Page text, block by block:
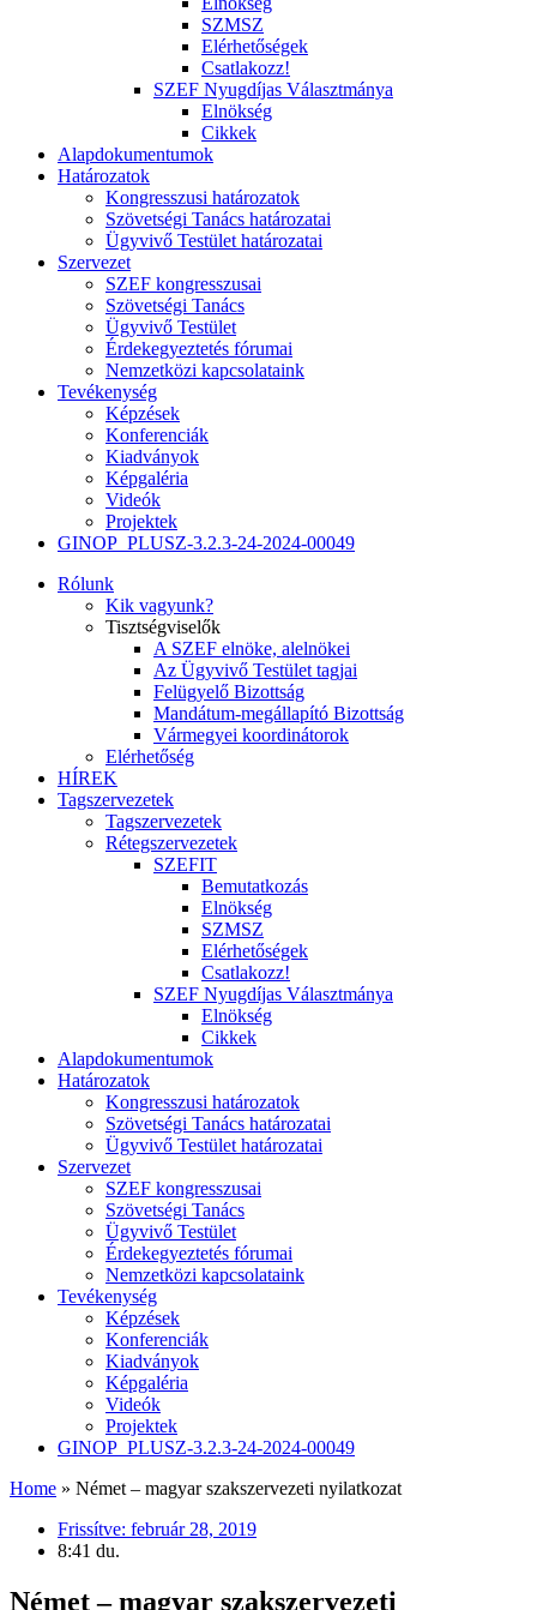
SZMSZ
Elérhetőségek
Csatlakozz!
SZEF Nyugdíjas Választmánya
Elnökség
Cikkek
Alapdokumentumok
Határozatok
Kongresszusi határozatok
Szövetségi Tanács határozatai
Ügyvivő Testület határozatai
Szervezet
SZEF kongresszusai
Szövetségi Tanács
Ügyvivő Testület
Érdekegyeztetés fórumai
Nemzetközi kapcsolataink
Tevékenység
Képzések
Konferenciák
Kiadványok
Képgaléria
Videók
Projektek
GINOP_PLUSZ-3.2.3-24-2024-00049
Rólunk
Kik vagyunk?
Tisztségviselők
A SZEF elnöke, alelnökei
Az Ügyvivő Testület tagjai
Felügyelő Bizottság
Mandátum-megállapító Bizottság
Vármegyei koordinátorok
Elérhetőség
HÍREK
Tagszervezetek
Tagszervezetek
Rétegszervezetek
SZEFIT
Bemutatkozás
Elnökség
SZMSZ
Elérhetőségek
Csatlakozz!
SZEF Nyugdíjas Választmánya
Elnökség
Cikkek
Alapdokumentumok
Határozatok
Kongresszusi határozatok
Szövetségi Tanács határozatai
Ügyvivő Testület határozatai
Szervezet
SZEF kongresszusai
Szövetségi Tanács
Ügyvivő Testület
Érdekegyeztetés fórumai
Nemzetközi kapcsolataink
Tevékenység
Képzések
Konferenciák
Kiadványok
Képgaléria
Videók
Projektek
GINOP_PLUSZ-3.2.3-24-2024-00049
Home » Német – magyar szakszervezeti nyilatkozat
Frissítve: február 28, 2019
8:41 du.
Német – magyar szakszervezeti